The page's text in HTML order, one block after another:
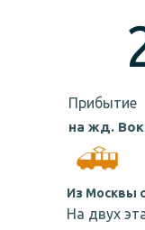
На двух
Из Москвы
Прибытие
на жд.